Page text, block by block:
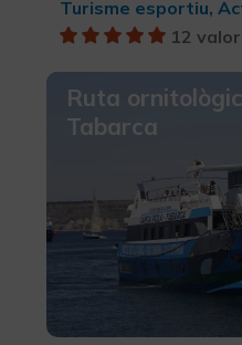
Turisme esportiu,
12
Ruta
Tabarca